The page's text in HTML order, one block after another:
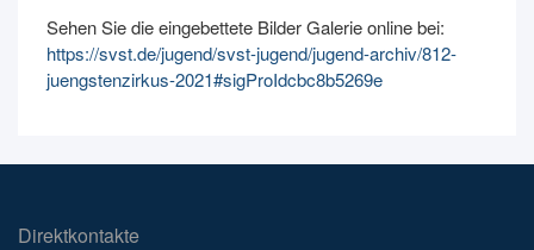
Sehen Sie die eingebettete Bilder Galerie online bei:
https://svst.de/jugend/svst-jugend/jugend-archiv/812-
juengstenzirkus-2021#sigProIdcbc8b5269e
Direktkontakte